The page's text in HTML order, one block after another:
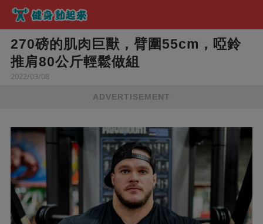
270磅的肌肉巨獸，臂圍55cm，啞鈴
推肩80公斤輕鬆做組
2022/03/08
ADVERTISEMENT